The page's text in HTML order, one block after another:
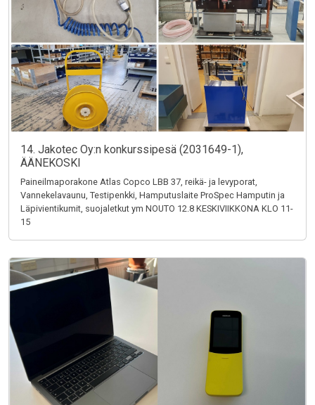
14. Jakotec Oy:n konkurssipesä (2031649-1),
ÄÄNEKOSKI
Paineilmaporakone Atlas Copco LBB 37, reikä- ja levyporat,
Vannekelavaunu, Testipenkki, Hamputuslaite ProSpec Hamputin ja
Läpivientikumit, suojaletkut ym NOUTO 12.8 KESKIVIIKKONA KLO 11-
15